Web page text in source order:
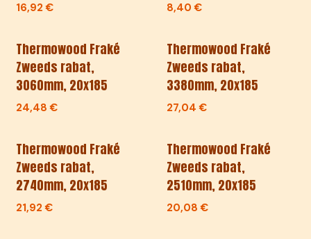
16,92 € 8,40 €
Thermowood Fraké
Zweeds rabat,
3060mm, 20x185
24,48 €
Thermowood Fraké
Zweeds rabat,
3380mm, 20x185
27,04 €
Thermowood Fraké
Zweeds rabat,
2740mm, 20x185
21,92 €
Thermowood Fraké
Zweeds rabat,
2510mm, 20x185
20,08 €